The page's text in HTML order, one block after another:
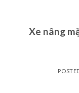
Xe nâng